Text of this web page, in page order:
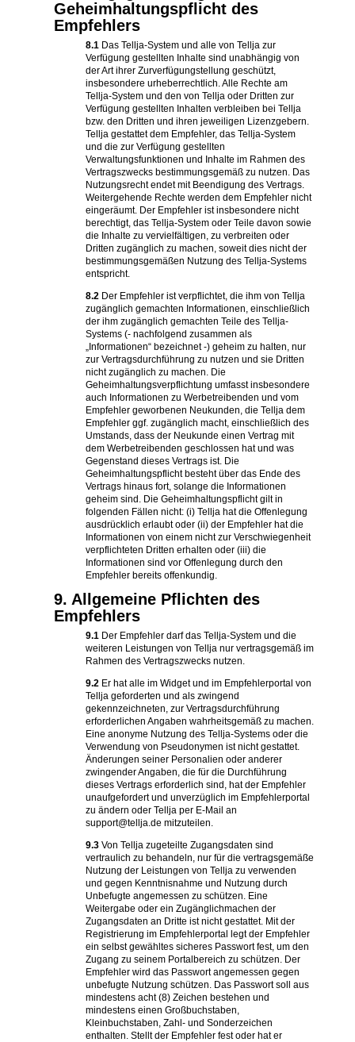
Geheimhaltungspflicht des
Empfehlers
8.1 Das Tellja-System und alle von Tellja zur
Verfügung gestellten Inhalte sind unabhängig von
der Art ihrer Zurverfügungstellung geschützt,
insbesondere urheberrechtlich. Alle Rechte am
Tellja-System und den von Tellja oder Dritten zur
Verfügung gestellten Inhalten verbleiben bei Tellja
bzw. den Dritten und ihren jeweiligen Lizenzgebern.
Tellja gestattet dem Empfehler, das Tellja-System
und die zur Verfügung gestellten
Verwaltungsfunktionen und Inhalte im Rahmen des
Vertragszwecks bestimmungsgemäß zu nutzen. Das
Nutzungsrecht endet mit Beendigung des Vertrags.
Weitergehende Rechte werden dem Empfehler nicht
eingeräumt. Der Empfehler ist insbesondere nicht
berechtigt, das Tellja-System oder Teile davon sowie
die Inhalte zu vervielfältigen, zu verbreiten oder
Dritten zugänglich zu machen, soweit dies nicht der
bestimmungsgemäßen Nutzung des Tellja-Systems
entspricht.
8.2 Der Empfehler ist verpflichtet, die ihm von Tellja
zugänglich gemachten Informationen, einschließlich
der ihm zugänglich gemachten Teile des Tellja-
Systems (- nachfolgend zusammen als
„Informationen“ bezeichnet -) geheim zu halten, nur
zur Vertragsdurchführung zu nutzen und sie Dritten
nicht zugänglich zu machen. Die
Geheimhaltungsverpflichtung umfasst insbesondere
auch Informationen zu Werbetreibenden und vom
Empfehler geworbenen Neukunden, die Tellja dem
Empfehler ggf. zugänglich macht, einschließlich des
Umstands, dass der Neukunde einen Vertrag mit
dem Werbetreibenden geschlossen hat und was
Gegenstand dieses Vertrags ist. Die
Geheimhaltungspflicht besteht über das Ende des
Vertrags hinaus fort, solange die Informationen
geheim sind. Die Geheimhaltungspflicht gilt in
folgenden Fällen nicht: (i) Tellja hat die Offenlegung
ausdrücklich erlaubt oder (ii) der Empfehler hat die
Informationen von einem nicht zur Verschwiegenheit
verpflichteten Dritten erhalten oder (iii) die
Informationen sind vor Offenlegung durch den
Empfehler bereits offenkundig.
9. Allgemeine Pflichten des
Empfehlers
9.1 Der Empfehler darf das Tellja-System und die
weiteren Leistungen von Tellja nur vertragsgemäß im
Rahmen des Vertragszwecks nutzen.
9.2 Er hat alle im Widget und im Empfehlerportal von
Tellja geforderten und als zwingend
gekennzeichneten, zur Vertragsdurchführung
erforderlichen Angaben wahrheitsgemäß zu machen.
Eine anonyme Nutzung des Tellja-Systems oder die
Verwendung von Pseudonymen ist nicht gestattet.
Änderungen seiner Personalien oder anderer
zwingender Angaben, die für die Durchführung
dieses Vertrags erforderlich sind, hat der Empfehler
unaufgefordert und unverzüglich im Empfehlerportal
zu ändern oder Tellja per E-Mail an
support@tellja.de mitzuteilen.
9.3 Von Tellja zugeteilte Zugangsdaten sind
vertraulich zu behandeln, nur für die vertragsgemäße
Nutzung der Leistungen von Tellja zu verwenden
und gegen Kenntnisnahme und Nutzung durch
Unbefugte angemessen zu schützen. Eine
Weitergabe oder ein Zugänglichmachen der
Zugangsdaten an Dritte ist nicht gestattet. Mit der
Registrierung im Empfehlerportal legt der Empfehler
ein selbst gewähltes sicheres Passwort fest, um den
Zugang zu seinem Portalbereich zu schützen. Der
Empfehler wird das Passwort angemessen gegen
unbefugte Nutzung schützen. Das Passwort soll aus
mindestens acht (8) Zeichen bestehen und
mindestens einen Großbuchstaben,
Kleinbuchstaben, Zahl- und Sonderzeichen
enthalten. Stellt der Empfehler fest oder hat er